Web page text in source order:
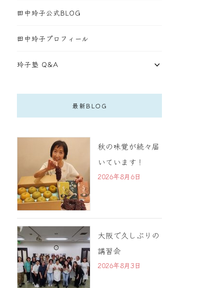
田中玲子公式BLOG
田中玲子プロフィール
玲子塾 Q&A
最新BLOG
秋の味覚が続々届
いています！
2026年8月6日
大阪で久しぶりの
講習会
2026年8月3日